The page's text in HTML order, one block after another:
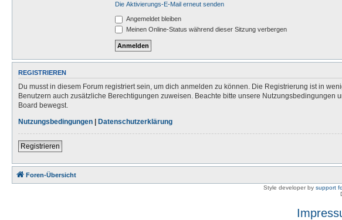
Die Aktivierungs-E-Mail erneut senden
Angemeldet bleiben
Meinen Online-Status während dieser Sitzung verbergen
REGISTRIEREN
Du musst in diesem Forum registriert sein, um dich anmelden zu können. Die Registrierung ist in
Benutzern auch zusätzliche Berechtigungen zuweisen. Beachte bitte unsere
Board bewegst.
Nutzungsbedingungen | Datenschutzerklärung
Registrieren
Foren-Übersicht
Style developer by support